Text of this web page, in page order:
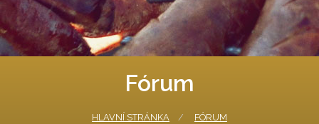
Fórum
HLAVNÍ STRÁNKA FÓRUM